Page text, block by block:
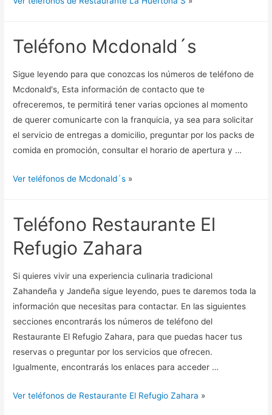
Teléfono Mcdonald´s
Sigue leyendo para que conozcas los números de teléfono de
Mcdonald's, Esta información de contacto que te
ofreceremos, te permitirá tener varias opciones al momento
de querer comunicarte con la franquicia, ya sea para solicitar
el servicio de entregas a domicilio, preguntar por los packs de
comida en promoción, consultar el horario de apertura y …
Ver teléfonos de Mcdonald´s »
Teléfono Restaurante El
Refugio Zahara
Si quieres vivir una experiencia culinaria tradicional
Zahandeña y Jandeña sigue leyendo, pues te daremos toda la
información que necesitas para contactar. En las siguientes
secciones encontrarás los números de teléfono del
Restaurante El Refugio Zahara, para que puedas hacer tus
reservas o preguntar por los servicios que ofrecen.
Igualmente, encontrarás los enlaces para acceder …
Ver teléfonos de Restaurante El Refugio Zahara »